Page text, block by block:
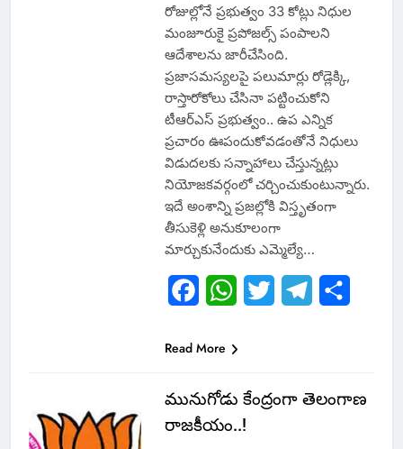
రోజుల్లోనే ప్రభుత్వం 33 కోట్లు నిధుల
మంజూరుకై ప్రపోజల్స్ పంపాలని
ఆదేశాలను జారీచేసింది.
ప్రజాసమస్యలపై పలుమార్లు రోడ్లెక్కి,
రాస్తారోకోలు చేసినా పట్టించుకోని
టీఆర్ఎస్ ప్రభుత్వం.. ఉప ఎన్నిక
ప్రచారం ఊపందుకోవడంతోనే నిధులు
విడుదలకు సన్నాహాలు చేస్తున్నట్లు
నియోజకవర్గంలో చర్చించుకుంటున్నారు.
ఇదే అంశాన్ని ప్రజల్లోకి విస్తృతంగా
తీసుకెళ్లి అనుకూలంగా
మార్చుకునేందుకు ఎమ్మెల్యే…
FacebookWhatsApp
Twitter Telegram
Read More
మునుగోడు కేంద్రంగా తెలంగాణ
రాజకీయం..!